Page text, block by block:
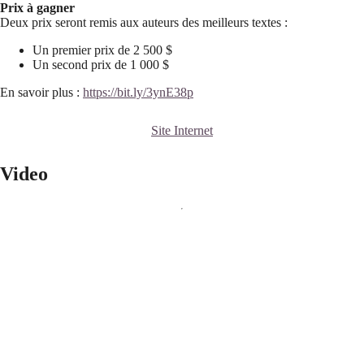
Prix à gagner
Deux prix seront remis aux auteurs des meilleurs textes :
Un premier prix de 2 500 $
Un second prix de 1 000 $
En savoir plus : https://bit.ly/3ynE38p
Site Internet
Video